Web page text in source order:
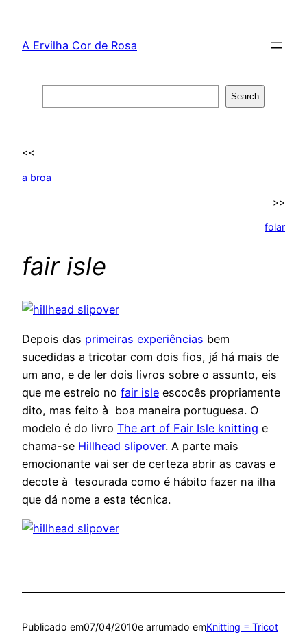
content
A Ervilha Cor de Rosa
Search
<<
a broa
>>
folar
fair isle
Depois das primeiras experiências bem
sucedidas a tricotar com dois fios, já há mais de
um ano, e de ler dois livros sobre o assunto, eis
que me estreio no fair isle escocês propriamente
dito, mas feito à boa maneira portuguesa. O
modelo é do livro The art of Fair Isle knitting e
chama-se Hillhead slipover. A parte mais
emocionante vai ser de certeza abrir as cavas e
decote à tesourada como é hábito fazer na ilha
que dá nome a esta técnica.
Publicado em07/04/2010e arrumado emKnitting = Tricot